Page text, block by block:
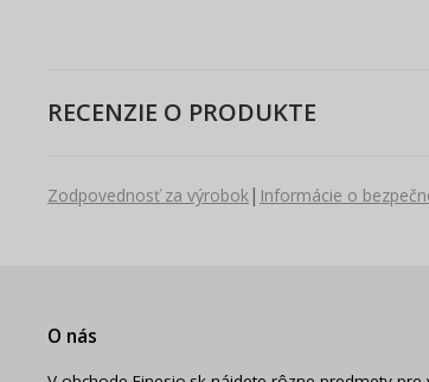
RECENZIE O PRODUKTE
Zodpovednosť za výrobok| Informácie o
O nás